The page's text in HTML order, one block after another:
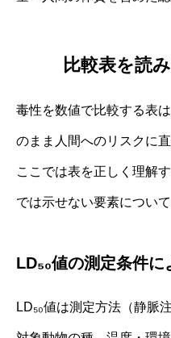
比較表を読
毒性を数値で比較する表
のまま人間へのリスクに
ここでは表を正しく理解
では示せない要素について
LD₅₀値の測定条件に
LD₅₀値は測定方法（静脈